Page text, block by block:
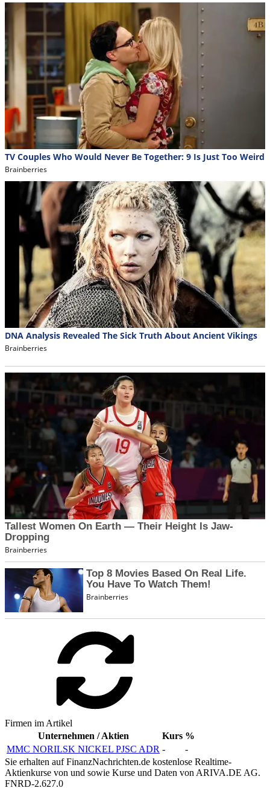
Firmen im Artikel
Unternehmen / Aktien
Kurs %
MMC NORILSK NICKEL PJSC ADR -
-
Sie erhalten auf FinanzNachrichten.de kostenlose Realtime-
Aktienkurse von und sowie Kurse und Daten von ARIVA.DE AG.
FNRD-2.627.0